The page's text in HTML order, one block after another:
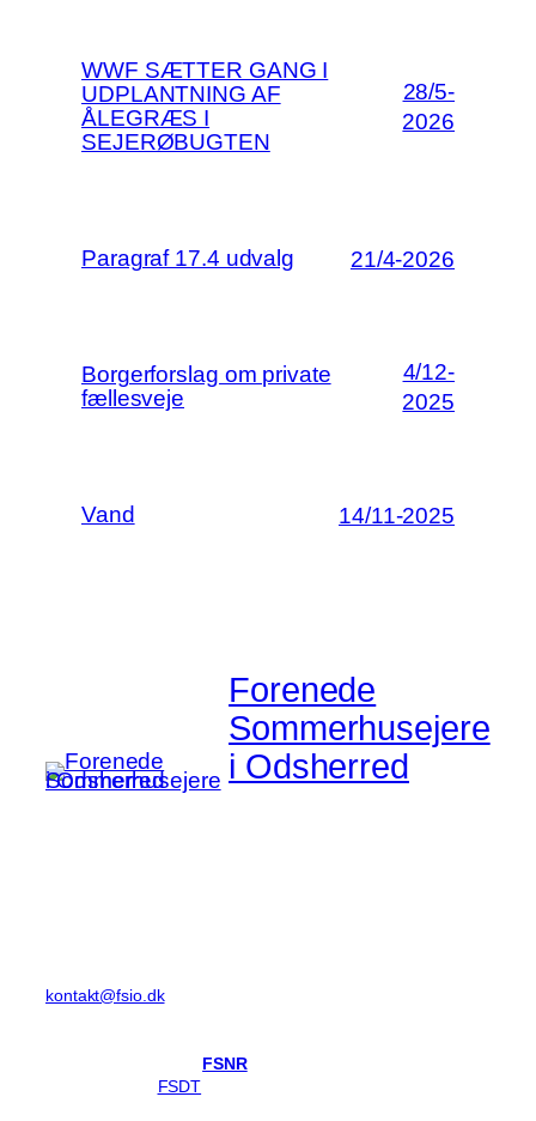
WWF SÆTTER GANG I
UDPLANTNING AF
ÅLEGRÆS I
SEJERØBUGTEN
28/5-
2026
Paragraf 17.4 udvalg 21/4-2026
Borgerforslag om private
fællesveje
4/12-
2025
Vand 14/11-2025
Forenede
Sommerhusejere
i Odsherred
kontakt@fsio.dk
FSNR)
FSDT